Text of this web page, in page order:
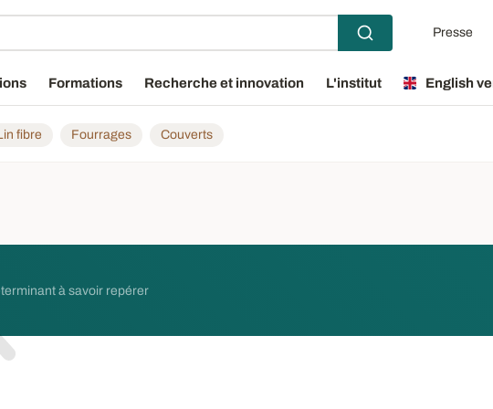
Presse
Formations Recherche et innovation L'institut English
fibre Fourrages Couverts
à savoir repérer